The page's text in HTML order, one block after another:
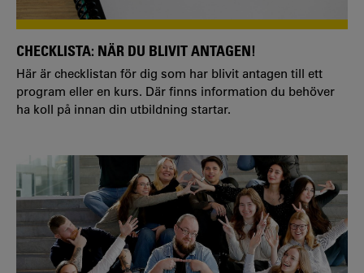
CHECKLISTA: NÄR DU BLIVIT ANTAGEN!
Här är checklistan för dig som har blivit antagen till ett
program eller en kurs. Där finns information du behöver
ha koll på innan din utbildning startar.